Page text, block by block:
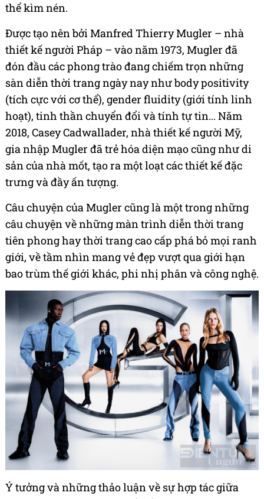
thể kìm nén.
Được tạo nên bởi Manfred Thierry Mugler – nhà
thiết kế người Pháp – vào năm 1973, Mugler đã
đón đầu các phong trào đang chiếm trọn những
sàn diễn thời trang ngày nay như body positivity
(tích cực với cơ thể), gender fluidity (giới tính linh
hoạt), tinh thần chuyển đổi và tính tự tin... Năm
2018, Casey Cadwallader, nhà thiết kế người Mỹ,
gia nhập Mugler đã trẻ hóa diện mạo cũng như di
sản của nhà mốt, tạo ra một loạt các thiết kế đặc
trưng và đầy ấn tượng.
Câu chuyện của Mugler cũng là một trong những
câu chuyện về những màn trình diễn thời trang
tiên phong hay thời trang cao cấp phá bỏ mọi ranh
giới, về tầm nhìn mang vẻ đẹp vượt qua giới hạn
bao trùm thế giới khác, phi nhị phân và công nghệ.
Ý tưởng và những thảo luận về sự hợp tác giữa